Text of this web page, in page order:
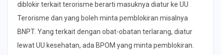
diblokir terkait terorisme berarti masuknya diatur ke UU
Terorisme dan yang boleh minta pemblokiran misalnya
BNPT. Yang terkait dengan obat-obatan terlarang, diatur
lewat UU kesehatan, ada BPOM yang minta pemblokiran.